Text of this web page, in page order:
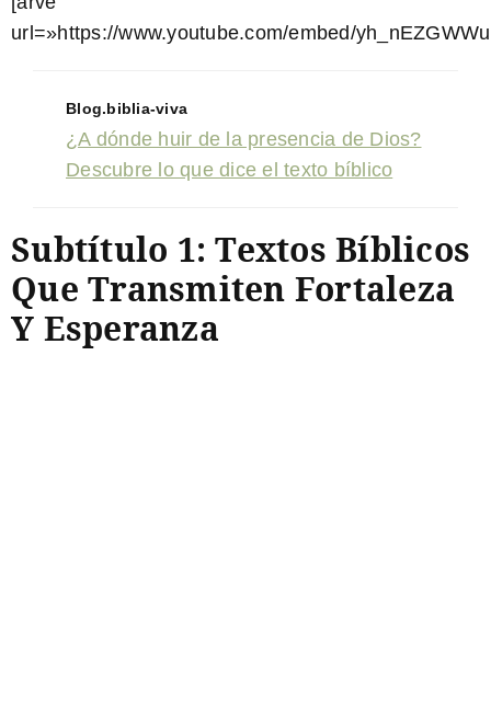
url=»https://www.youtube.com/embed/
Blog.biblia-viva
¿A dónde huir de la presencia de Dios?
Descubre lo que dice el texto bíblico
Subtítulo 1: Textos Bíblicos
Que Transmiten Fortaleza
Y Esperanza